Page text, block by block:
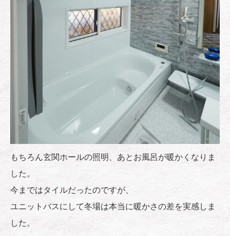
もちろん玄関ホールの照明、あとお風呂が暖かくなりま
した。
今まではタイルだったのですが、
ユニットバスにして冬場は本当に暖かさの差を実感しま
した。